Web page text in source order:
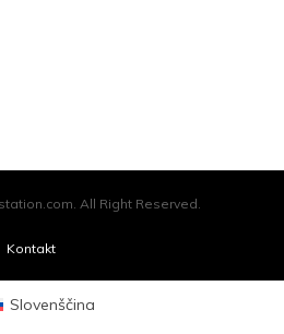
All Right Reserved.
Kontakt
Slovenščina